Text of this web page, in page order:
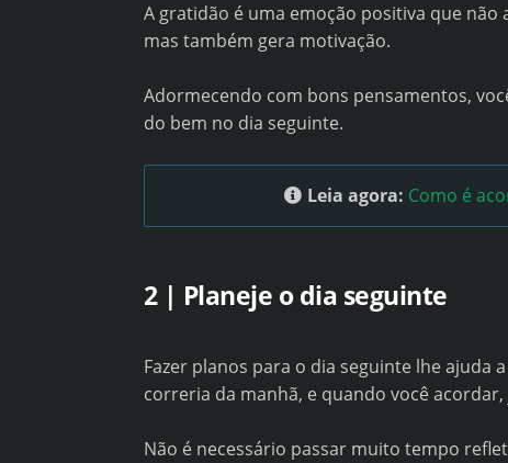
A gratidão é uma emoção positiva que
mas também gera motivação.
Adormecendo com bons pensamentos,
do bem no dia seguinte.
Leia agora: Como é
2 | Planeje o dia seguinte
Fazer planos para o dia seguinte lhe ajuda
correria da manhã, e quando você
Não é necessário passar muito tempo